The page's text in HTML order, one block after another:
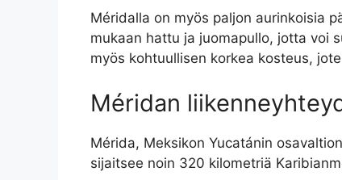
Méridalla on myös paljon aurinkoisia
mukaan hattu ja juomapullo, jotta voi
myös kohtuullisen korkea kosteus,
Méridan
Mérida, Meksikon Yucatánin
sijaitsee noin 320 kilometriä